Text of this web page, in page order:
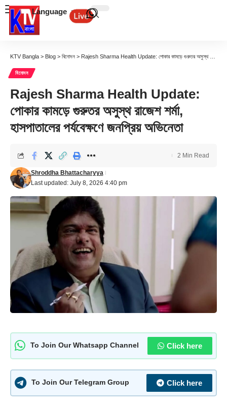
Language
KTV Bangla > Blog > বিনোদন > Rajesh Sharma Health Update: পোকার কামড়ে গুরুতর অসুস্থ রাজেশ শর্মা, হাসপাতালের পর্যবেক্ষণে জনপ্রিয় অভিনেতা
বিনোদন
Rajesh Sharma Health Update:
পোকার কামড়ে গুরুতর অসুস্থ রাজেশ শর্মা,
হাসপাতালের পর্যবেক্ষণে জনপ্রিয় অভিনেতা
Last updated: July 8, 2026 4:40 pm
Shroddha Bhattacharyya
2 Min Read
To Join Our Whatsapp Channel Click here
To Join Our Telegram Group Click here